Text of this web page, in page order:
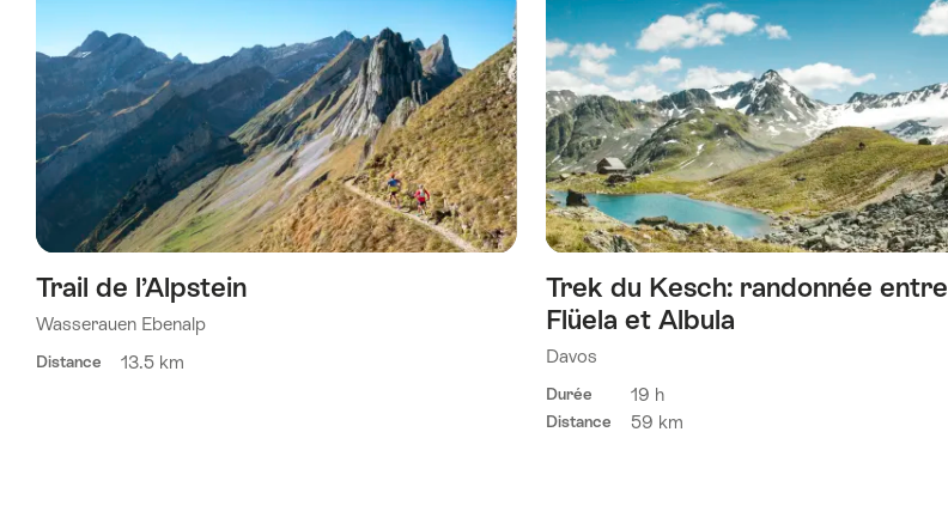
Trail de l’Alpstein
Wasserauen Ebenalp
Distance 13.5 km
Trek du Kesch: randonnée entre
Flüela et Albula
Davos
Durée 19 h
Distance 59 km